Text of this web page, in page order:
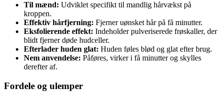
Til mænd: Udviklet specifikt til mandlig hårvækst på
kroppen.
Effektiv hårfjerning: Fjerner uønsket hår på få minutter.
Eksfolierende effekt: Indeholder pulveriserede frøskaller, der
blidt fjerner døde hudceller.
Efterlader huden glat: Huden føles blød og glat efter brug.
Nem anvendelse: Påføres, virker i få minutter og skylles
derefter af.
Fordele og ulemper